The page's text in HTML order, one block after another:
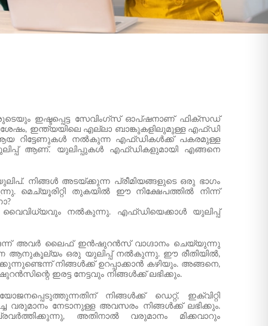
ഇഷ്ടപ്പെട്ട സേവിംഗ്സ് ഓപ്ഷനാണ് ഫിക്സഡ്
ഇന്ത്യയിലെ എല്ലാ ബാങ്കുകളിലുമുള്ള എഫ്‌ഡി
ആയ റിട്ടേണുകൾ നൽകുന്ന എഫ്‌ഡികൾക്ക് പകരമുള്ള
ആണ്. യുലിപ്പുകൾ എഫ്‌ഡികളുമായി എങ്ങനെ
അടയ്ക്കുന്ന പ്രീമിയങ്ങളുടെ ഒരു ഭാഗം
മെച്യൂരിറ്റി തുകയിൽ ഈ നിക്ഷേപത്തിൽ നിന്ന്
വൈവിധ്യവും നൽകുന്നു. എഫ്ഡിയെക്കാൾ യുലിപ്പ്
ഒന്ന് അവർ ലൈഫ് ഇൻഷുറൻസ് വാഗ്ദാനം ചെയ്യുന്നു
ആനുകൂല്യം ഒരു യുലിപ്പ് നൽകുന്നു. ഈ രീതിയിൽ,
നിങ്ങൾക്ക് ഉറപ്പാക്കാൻ കഴിയും. അങ്ങനെ,
ഇരട്ട നേട്ടവും നിങ്ങൾക്ക് ലഭിക്കും.
നിങ്ങൾക്ക് ഡെറ്റ്, ഇക്വിറ്റി
വരുമാനം നേടാനുള്ള അവസരം നിങ്ങൾക്ക് ലഭിക്കും.
അതിനാൽ വരുമാനം മിക്കവാറും